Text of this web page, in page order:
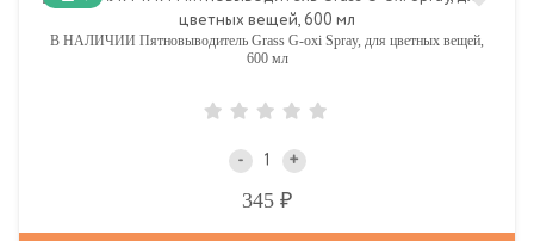
В НАЛИЧИИ Пятновыводитель Grass G-oxi Spray, для цветных вещей,
600 мл
- +
345